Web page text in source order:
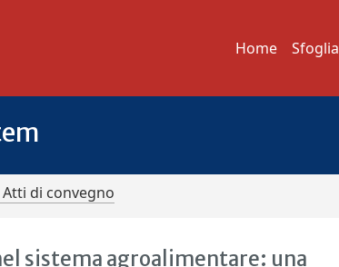
Home Sfoglia
di convegno
sistema agroalimentare: una